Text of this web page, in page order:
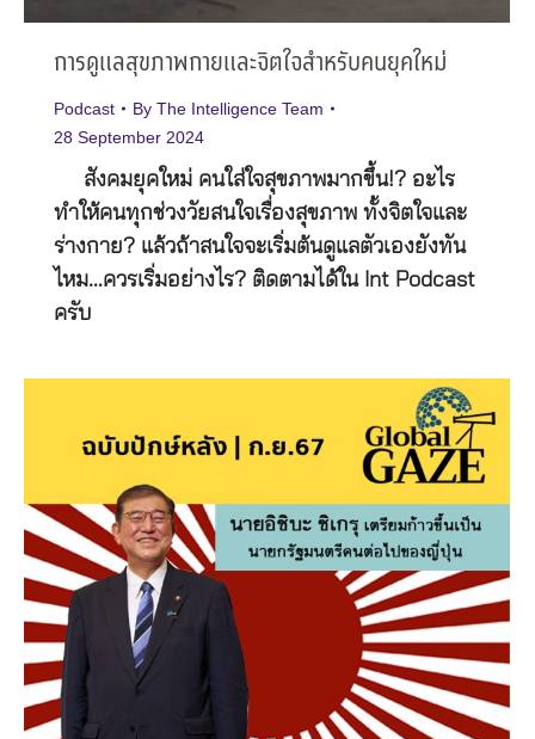
การดูแลสุขภาพกายและจิตใจสำหรับคนยุคใหม่
Podcast By The Intelligence Team
28 September 2024
สังคมยุคใหม่ คนใส่ใจสุขภาพมากขึ้น!? อะไร
ทำให้คนทุกช่วงวัยสนใจเรื่องสุขภาพ ทั้งจิตใจและ
ร่างกาย? แล้วถ้าสนใจจะเริ่มต้นดูแลตัวเองยังทัน
ไหม…ควรเริ่มอย่างไร? ติดตามได้ใน Int Podcast
ครับ